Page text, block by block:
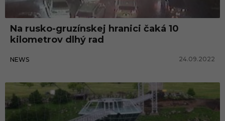
Na rusko-gruzínskej hranici čaká 10
kilometrov dlhý rad
NEWS 24.09.2022